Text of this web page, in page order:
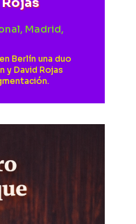
, Madrid,
Berlín una duo
y David Rojas